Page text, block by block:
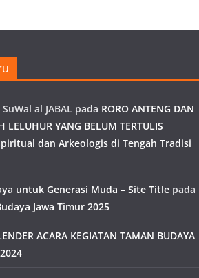
al JABAL pada RORO ANTENG DAN
LELUHUR YANG BELUM TERTULIS
dan Arkeologis di Tengah Tradisi
untuk Generasi Muda – Site Title pada
Jawa Timur 2025
ACARA KEGIATAN TAMAN BUDAYA